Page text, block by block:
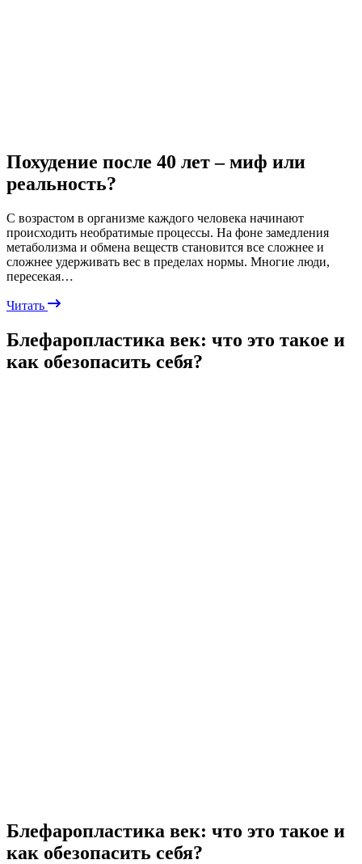
Похудение после 40 лет – миф или
реальность?
С возрастом в организме каждого человека начинают
происходить необратимые процессы. На фоне замедления
метаболизма и обмена веществ становится все сложнее и
сложнее удерживать вес в пределах нормы. Многие люди,
пересекая…
Читать
Блефаропластика век: что это такое и
как обезопасить себя?
Блефаропластика век: что это такое и
как обезопасить себя?